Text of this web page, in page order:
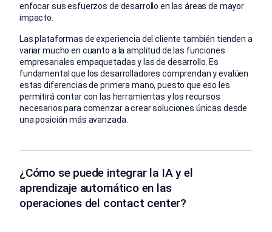
enfocar sus esfuerzos de desarrollo en las áreas de mayor
impacto.
Las plataformas de experiencia del cliente también tienden a
variar mucho en cuanto a la amplitud de las funciones
empresariales empaquetadas y las de desarrollo. Es
fundamental que los desarrolladores comprendan y evalúen
estas diferencias de primera mano, puesto que eso les
permitirá contar con las herramientas y los recursos
necesarios para comenzar a crear soluciones únicas desde
una posición más avanzada.
¿Cómo se puede integrar la IA y el
aprendizaje automático en las
operaciones del contact center?